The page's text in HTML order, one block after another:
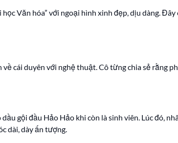
Văn hóa” với ngoại hình xinh đẹp, dịu dàng.
về cái duyên với nghệ thuật. Cô từng chia sẻ rằng
gội đầu Hảo Hảo khi còn là sinh viên. Lúc đó,
dài, dày ấn tượng.